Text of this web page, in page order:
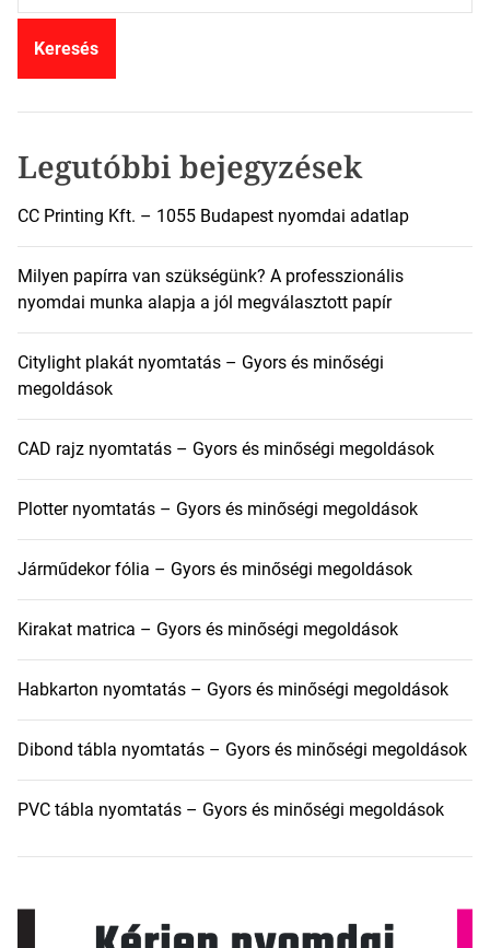
r
Legutóbbi bejegyzések
CC Printing Kft. – 1055 Budapest nyomdai adatlap
Milyen papírra van szükségünk? A professzionális
nyomdai munka alapja a jól megválasztott papír
Citylight plakát nyomtatás – Gyors és minőségi
megoldások
CAD rajz nyomtatás – Gyors és minőségi megoldások
Plotter nyomtatás – Gyors és minőségi megoldások
Járműdekor fólia – Gyors és minőségi megoldások
Kirakat matrica – Gyors és minőségi megoldások
Habkarton nyomtatás – Gyors és minőségi megoldások
Dibond tábla nyomtatás – Gyors és minőségi megoldások
PVC tábla nyomtatás – Gyors és minőségi megoldások